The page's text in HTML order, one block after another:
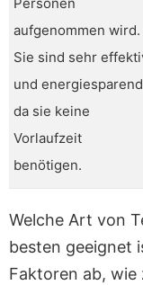
aufgenommen wird.
Sie sind sehr
und
da sie keine
Vorlaufzeit
benötigen.
Welche Art von
besten geeignet
Faktoren ab, wie